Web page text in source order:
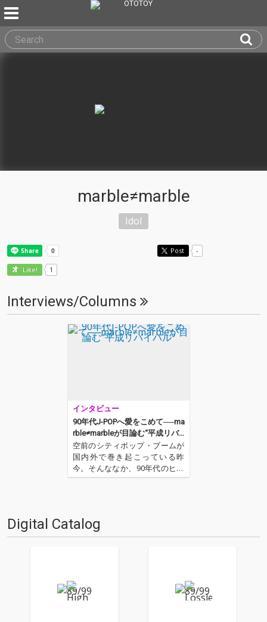
marble≠marble
Idol
Post -
Like! 1
Interviews/Columns
インタビュー
90年代J-POPへ愛をこめて──ma
rble≠marbleが目論む“平成リバ
イバル”
空前のシティポップ・ブームが
国内外で巻き起こっている昨
今。そんななか、90年代のヒッ
ト・チャートを駆け抜けた“あの
な彼女が前作『The Shape of …
Digital Catalog